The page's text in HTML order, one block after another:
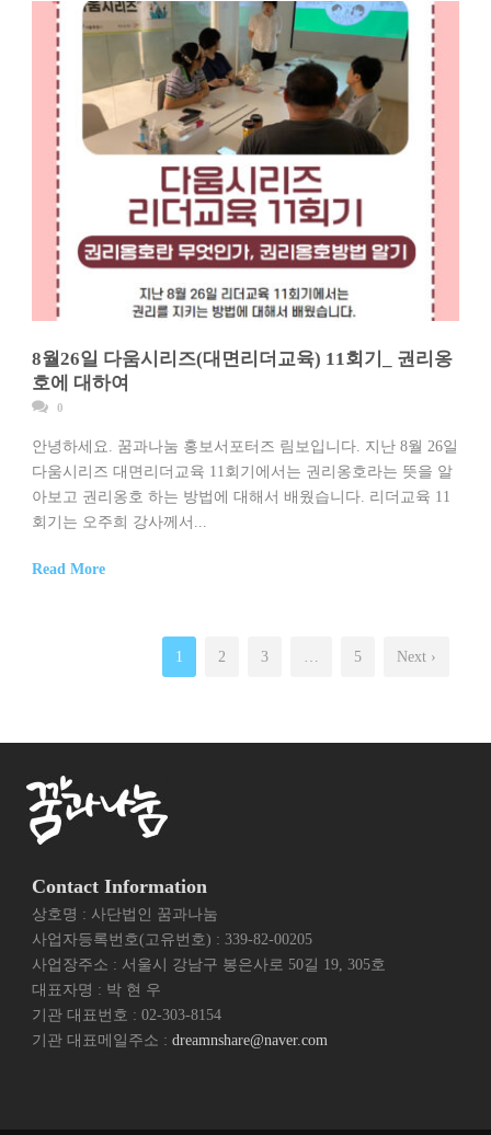
8월26일 다움시리즈(대면리더교육) 11회기_ 권리옹
호에 대하여
0
안녕하세요. 꿈과나눔 홍보서포터즈 림보입니다. 지난 8월 26일
다움시리즈 대면리더교육 11회기에서는 권리옹호라는 뜻을 알
아보고 권리옹호 하는 방법에 대해서 배웠습니다. 리더교육 11
회기는 오주희 강사께서...
Read More
1 2 3 … 5 Next ›
Contact Information
상호명 : 사단법인 꿈과나눔
사업자등록번호(고유번호) : 339-82-00205
사업장주소 : 서울시 강남구 봉은사로 50길 19, 305호
대표자명 : 박 현 우
기관 대표번호 : 02-303-8154
기관 대표메일주소 : dreamnshare@naver.com